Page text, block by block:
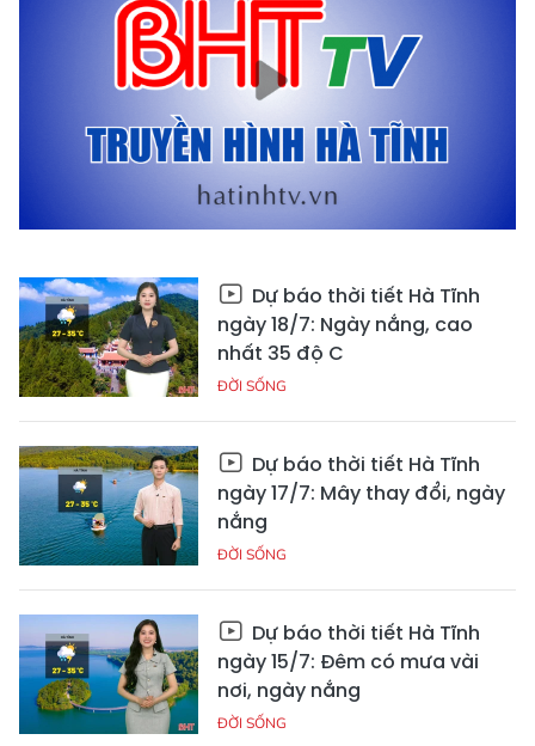
Dự báo thời tiết Hà Tĩnh
ngày 18/7: Ngày nắng, cao
nhất 35 độ C
ĐỜI SỐNG
Dự báo thời tiết Hà Tĩnh
ngày 17/7: Mây thay đổi, ngày
nắng
ĐỜI SỐNG
Dự báo thời tiết Hà Tĩnh
ngày 15/7: Đêm có mưa vài
nơi, ngày nắng
ĐỜI SỐNG